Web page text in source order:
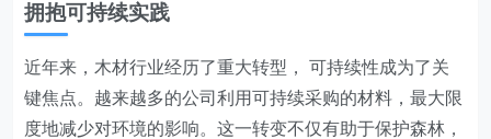
拥抱可持续实践
近年来，木材行业经历了重大转型， 可持续性成为了关
键焦点。越来越多的公司利用可持续采购的材料，最大限
度地减少对环境的影响。这一转变不仅有助于保护森林，